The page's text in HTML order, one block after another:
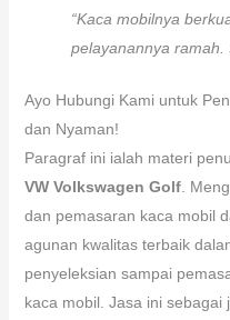
“Kaca mobilnya
pelayanannya ramah.
Ayo Hubungi Kami untuk
dan Nyaman!
Paragraf ini ialah materi
VW Volkswagen Golf.
dan pemasaran kaca mobil
agunan kwalitas terbaik
penyeleksian sampai
kaca mobil. Jasa ini sebagai